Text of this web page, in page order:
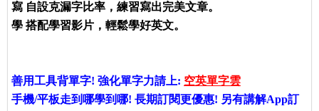
寫 自設克漏字比率，練習寫出完美文章。
學 搭配學習影片，輕鬆學好英文。
善用工具背單字! 強化單字力請上: 空英單字雲
手機/平板走到哪學到哪! 長期訂閱更優惠! 另有講解App訂